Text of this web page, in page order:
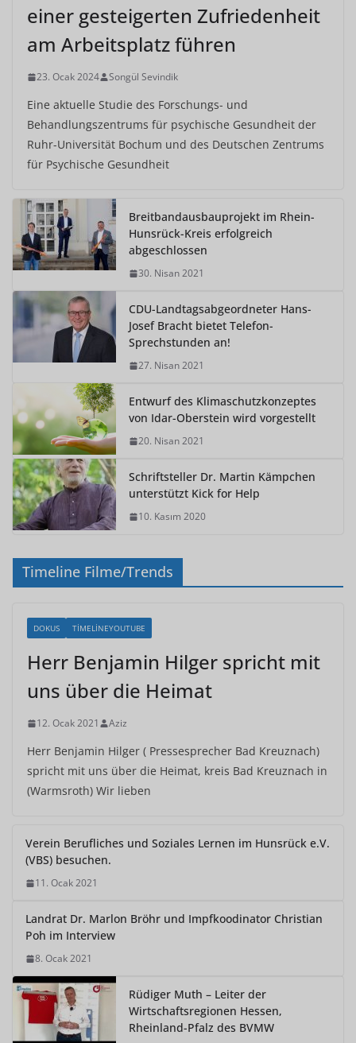
einer gesteigerten Zufriedenheit
am Arbeitsplatz führen
23. Ocak 2024 Songül Sevindik
Eine aktuelle Studie des Forschungs- und
Behandlungszentrums für psychische Gesundheit der
Ruhr-Universität Bochum und des Deutschen Zentrums
für Psychische Gesundheit
Breitbandausbauprojekt im Rhein-
Hunsrück-Kreis erfolgreich
abgeschlossen
30. Nisan 2021
CDU-Landtagsabgeordneter Hans-
Josef Bracht bietet Telefon-
Sprechstunden an!
27. Nisan 2021
Entwurf des Klimaschutzkonzeptes
von Idar-Oberstein wird vorgestellt
20. Nisan 2021
Schriftsteller Dr. Martin Kämpchen
unterstützt Kick for Help
10. Kasım 2020
Timeline Filme/Trends
DOKUS TIMELINEYOUTUBE
Herr Benjamin Hilger spricht mit
uns über die Heimat
12. Ocak 2021 Aziz
Herr Benjamin Hilger ( Pressesprecher Bad Kreuznach)
spricht mit uns über die Heimat, kreis Bad Kreuznach in
(Warmsroth) Wir lieben
Verein Berufliches und Soziales Lernen im Hunsrück e.V.
(VBS) besuchen.
11. Ocak 2021
Landrat Dr. Marlon Bröhr und Impfkoodinator Christian
Poh im Interview
8. Ocak 2021
Rüdiger Muth – Leiter der
Wirtschaftsregionen Hessen,
Rheinland-Pfalz des BVMW